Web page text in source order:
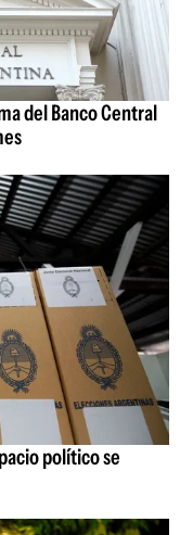
del Banco Central
político se